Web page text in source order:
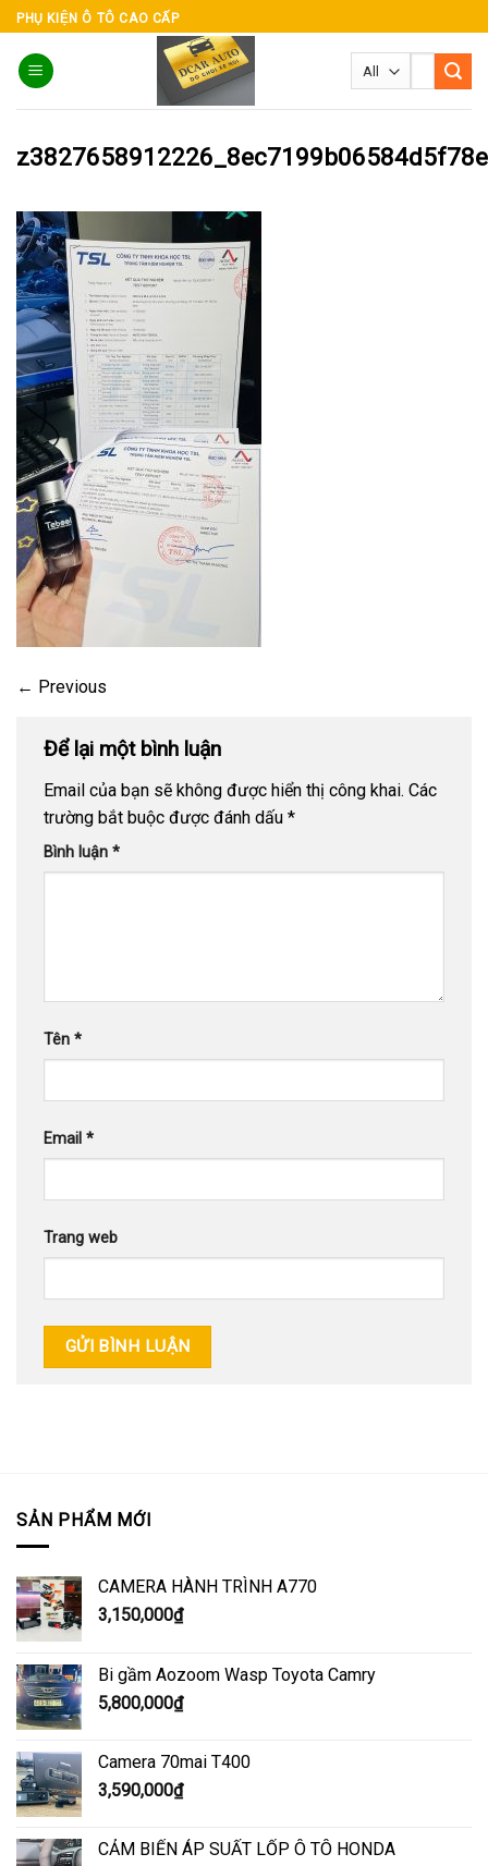
Skip
to
content
PHỤ KIỆN Ô TÔ CAO CẤP
← Previous
Để lại một bình luận
Email của bạn sẽ không được hiển thị công khai. Các
trường bắt buộc được đánh dấu *
Bình luận *
Tên *
Email *
Trang web
SẢN PHẨM MỚI
CAMERA HÀNH TRÌNH A770
3,150,000₫
Bi gầm Aozoom Wasp Toyota Camry
5,800,000₫
Camera 70mai T400
3,590,000₫
CẢM BIẾN ÁP SUẤT LỐP Ô TÔ HONDA